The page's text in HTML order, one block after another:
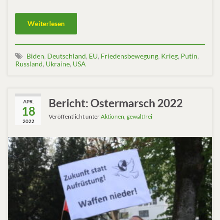
Weiterlesen
Biden, Deutschland, EU, Friedensbewegung, Krieg, Putin,
Russland, Ukraine, USA
APR.
18
2022
Bericht: Ostermarsch 2022
Veröffentlicht unterAktionen gewaltfrei